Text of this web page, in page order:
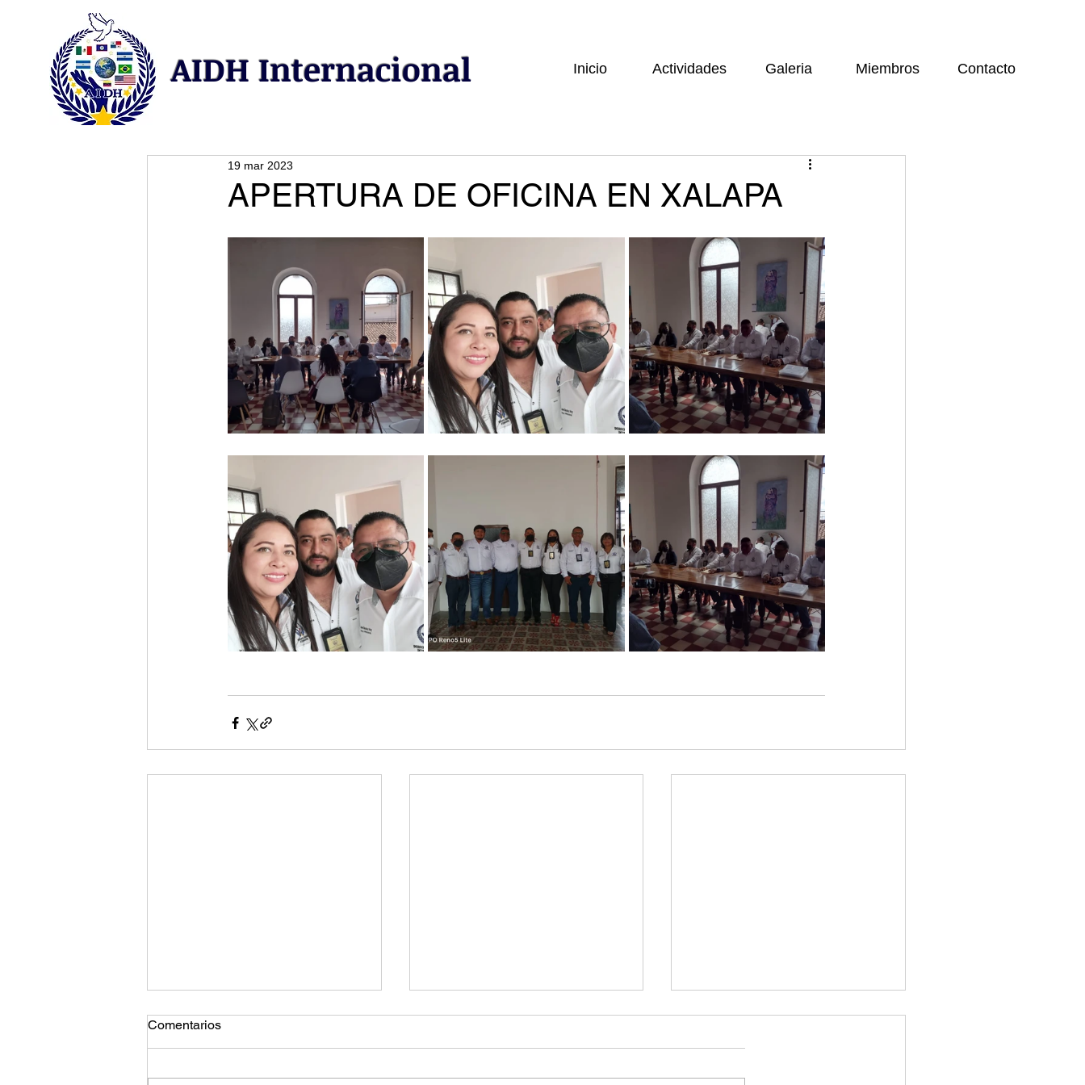
AIDH Internacional Inicio Actividades Galeria Miembros Contacto
APERTURA DE OFICINA EN XALAPA
19 mar 2023
Comentarios